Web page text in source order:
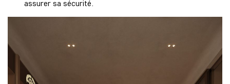
assurer sa sécurité.